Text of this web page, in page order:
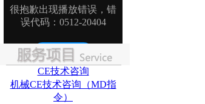
CE技术咨询
机械CE技术咨询（MD指
令）